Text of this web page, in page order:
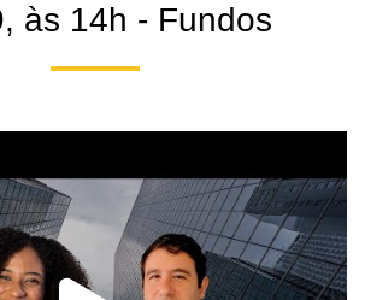
às 14h - Fundos